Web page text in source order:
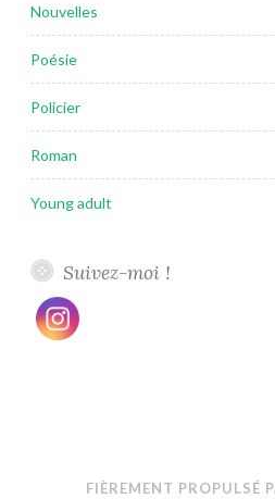
Nouvelles
Poésie
Policier
Roman
Young adult
Suivez-moi !
FIÈREMENT PROPULSÉ